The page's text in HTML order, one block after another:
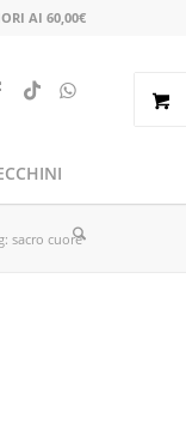
AI 60,00€
sacro cuore